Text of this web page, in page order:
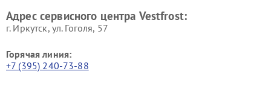
Адрес сервисного центра Vestfrost:
г. Иркутск, ул. ​Гоголя, 57
Горячая линия:
+7 (395) 240-73-88